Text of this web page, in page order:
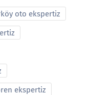
oto ekspertiz
ekspertiz